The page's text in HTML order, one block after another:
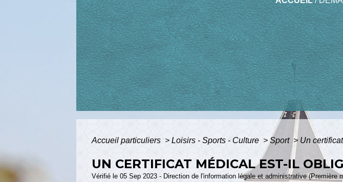
Accueil particuliers > Loisirs - Sports - Culture > Sport > Un
UN CERTIFICAT MÉDICAL EST-IL
Vérifié le 05 Sep 2023 - Direction de l'information légale et administrative (Première